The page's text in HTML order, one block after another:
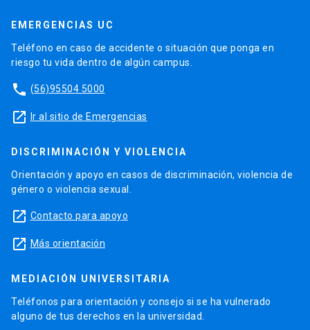
EMERGENCIAS UC
Teléfono en caso de accidente o situación que ponga en
riesgo tu vida dentro de algún campus.
phone (56)95504 5000
launch Ir al sitio de Emergencias
DISCRIMINACIÓN Y VIOLENCIA
Orientación y apoyo en casos de discriminación, violencia de
género o violencia sexual.
launch Contacto para apoyo
launch Más orientación
MEDIACIÓN UNIVERSITARIA
Teléfonos para orientación y consejo si se ha vulnerado
alguno de tus derechos en la universidad.